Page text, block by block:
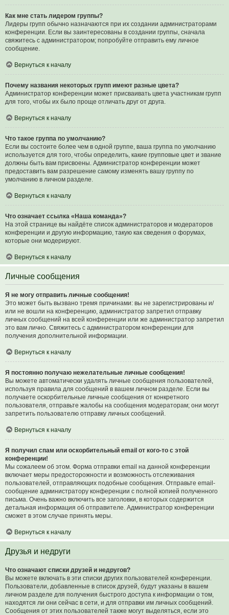
Как мне стать лидером группы?
Лидеры групп обычно назначаются при их создании администраторами
конференции. Если вы заинтересованы в создании группы, сначала
свяжитесь с администратором; попробуйте отправить ему личное
сообщение.
Вернуться к началу
Почему названия некоторых групп имеют разные цвета?
Администратор конференции может присваивать цвета участникам групп
для того, чтобы их было проще отличать друг от друга.
Вернуться к началу
Что такое группа по умолчанию?
Если вы состоите более чем в одной группе, ваша группа по умолчанию
используется для того, чтобы определить, какие групповые цвет и звание
должны быть вам присвоены. Администратор конференции может
предоставить вам разрешение самому изменять вашу группу по
умолчанию в личном разделе.
Вернуться к началу
Что означает ссылка «Наша команда»?
На этой странице вы найдёте список администраторов и модераторов
конференции и другую информацию, такую как сведения о форумах,
которые они модерируют.
Вернуться к началу
Личные сообщения
Я не могу отправить личные сообщения!
Это может быть вызвано тремя причинами: вы не зарегистрированы и/
или не вошли на конференцию, администратор запретил отправку
личных сообщений на всей конференции или же администратор запретил
это вам лично. Свяжитесь с администратором конференции для
получения дополнительной информации.
Вернуться к началу
Я постоянно получаю нежелательные личные сообщения!
Вы можете автоматически удалять личные сообщения пользователей,
используя правила для сообщений в вашем личном разделе. Если вы
получаете оскорбительные личные сообщения от конкретного
пользователя, отправьте жалобы на сообщения модераторам; они могут
запретить пользователю отправку личных сообщений.
Вернуться к началу
Я получил спам или оскорбительный email от кого-то с этой
конференции!
Мы сожалеем об этом. Форма отправки email на данной конференции
включает меры предосторожности и возможность отслеживания
пользователей, отправляющих подобные сообщения. Отправьте email-
сообщение администратору конференции с полной копией полученного
письма. Очень важно включить все заголовки, в которых содержится
детальная информация об отправителе. Администратор конференции
сможет в этом случае принять меры.
Вернуться к началу
Друзья и недруги
Что означают списки друзей и недругов?
Вы можете включать в эти списки других пользователей конференции.
Пользователи, добавленные в список друзей, будут указаны в вашем
личном разделе для получения быстрого доступа к информации о том,
находятся ли они сейчас в сети, и для отправки им личных сообщений.
Сообщения от этих пользователей также могут выделяться, если это